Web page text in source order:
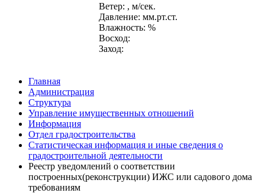
Ветер: , м/сек.
Давление: мм.рт.ст.
Влажность: %
Восход:
Заход:
Главная
Администрация
Структура
Управление имущественных отношений
Информация
Отдел градостроительства
Статистическая информация и иные сведения о
градостроительной деятельности
Реестр уведомлений о соответствии
построенных(реконструкции) ИЖС или садового дома
требованиям